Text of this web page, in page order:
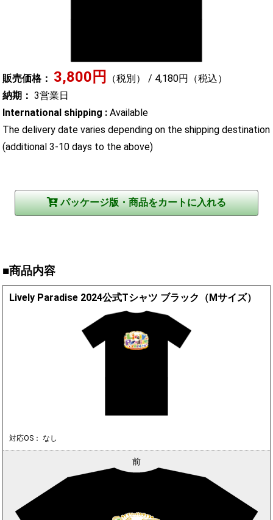
販売価格： 3,800円
（税別） / 4,180円（税込）
納期： 3営業日
International shipping :Available
The delivery date varies depending on the shipping destination
(additional 3-10 days to the above)
■商品内容
Lively Paradise 2024公式Tシャツ ブラック（Mサイズ）
対応OS： なし
前